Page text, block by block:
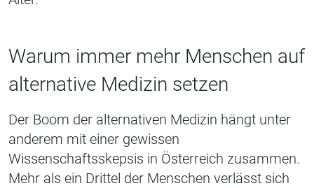
Warum immer mehr Menschen auf
alternative Medizin setzen
Der Boom der alternativen Medizin hängt unter
anderem mit einer gewissen
Wissenschaftsskepsis in Österreich zusammen.
Mehr als ein Drittel der Menschen verlässt sich